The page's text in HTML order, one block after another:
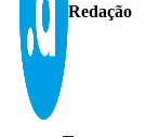
Redação